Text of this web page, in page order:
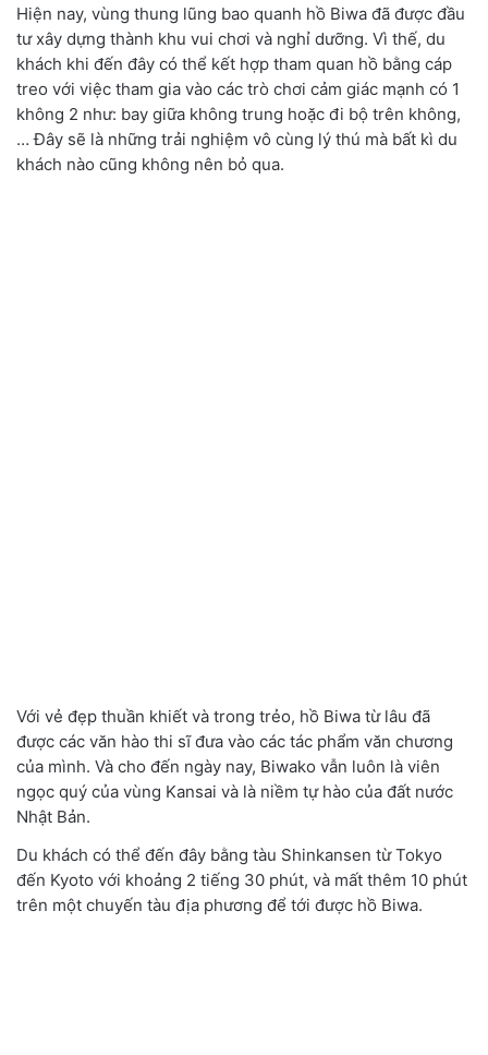
Hiện nay, vùng thung lũng bao quanh hồ Biwa đã được đầu
tư xây dựng thành khu vui chơi và nghỉ dưỡng. Vì thế, du
khách khi đến đây có thể kết hợp tham quan hồ bằng cáp
treo với việc tham gia vào các trò chơi cảm giác mạnh có 1
không 2 như: bay giữa không trung hoặc đi bộ trên không,
… Đây sẽ là những trải nghiệm vô cùng lý thú mà bất kì du
khách nào cũng không nên bỏ qua.
Với vẻ đẹp thuần khiết và trong trẻo, hồ Biwa từ lâu đã
được các văn hào thi sĩ đưa vào các tác phẩm văn chương
của mình. Và cho đến ngày nay, Biwako vẫn luôn là viên
ngọc quý của vùng Kansai và là niềm tự hào của đất nước
Nhật Bản.
Du khách có thể đến đây bằng tàu Shinkansen từ Tokyo
đến Kyoto với khoảng 2 tiếng 30 phút, và mất thêm 10 phút
trên một chuyến tàu địa phương để tới được hồ Biwa.